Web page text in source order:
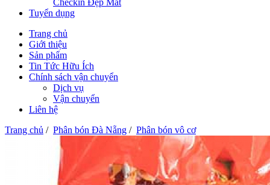
Checkin Đẹp Mắt
Tuyển dụng
Trang chủ
Giới thiệu
Sản phẩm
Tin Tức Hữu Ích
Chính sách vận chuyển
Dịch vụ
Vận chuyển
Liên hệ
Trang chủ / Phân bón Đà Nẵng / Phân bón vô cơ